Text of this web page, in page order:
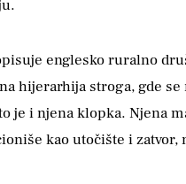
englesko ruralno
hijerarhija stroga, gde
je i njena klopka. Njena
kao utočište i